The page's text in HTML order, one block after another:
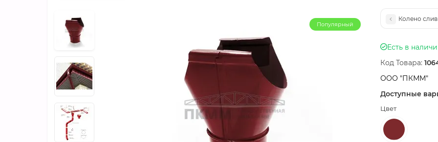
Популярный
Колено
Есть в
Код Товара:
ООО "ПКММ"
Доступные
Цвет